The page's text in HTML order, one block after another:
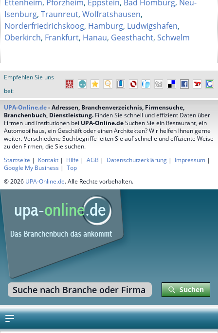
Ettenheim, Pforzheim, Eppstein, Bad Homburg, Neu-
Isenburg, Traunreut, Wolfratshausen,
Norderfriedrichskoog, Hamburg, Ludwigshafen,
Oberkirch, Frankfurt, Hanau, Geesthacht, Schwelm
Empfehlen Sie uns
bei:
UPA-Online.de- Adressen, Branchenverzeichnis, Firmensuche,
Branchenbuch, Dienstleistung. Finden Sie schnell und effizient Daten über
Firmen und Institutionen bei UPA-Online.deSuchen Sie ein Restaurant, ein
Automobilhaus, ein Geschäft oder einen Architekten? Wir helfen Ihnen gerne
weiter. Verschiedene Suchbegriffe leiten Sie auf schnelle und effiziente Weise
zu den Firmen, die Sie suchen.
Startseite | Kontakt | Hilfe | AGB | Datenschutzerklärung | Impressum |
Google My Business | Top
© 2026 UPA-Online.de. Alle Rechte vorbehalten.
Suchen